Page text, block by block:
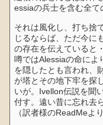
essiaの兵士を含む全て
それは風化し、打ち捨
じるならば、ただ今に
の存在を伝えていると
噂ではAlessiaの命によ
を隠したとも言われ、
が塔とその地下牢を探
いが。Ivellon伝説を聞
付す。遠い昔に忘れ去
（訳者様のReadMeよ